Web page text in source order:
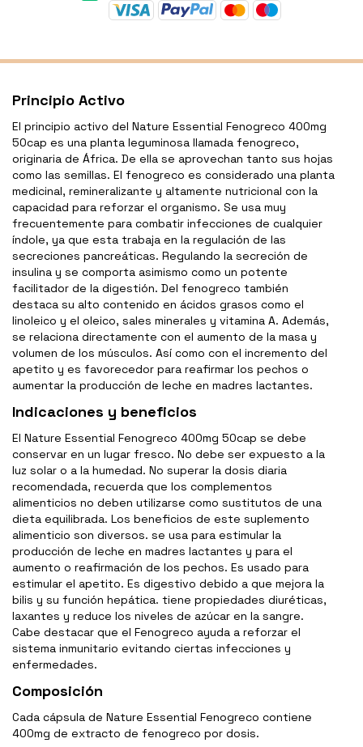
Principio Activo
El principio activo del Nature Essential Fenogreco 400mg
50cap es una planta leguminosa llamada fenogreco,
originaria de África. De ella se aprovechan tanto sus hojas
como las semillas. El fenogreco es considerado una planta
medicinal, remineralizante y altamente nutricional con la
capacidad para reforzar el organismo. Se usa muy
frecuentemente para combatir infecciones de cualquier
índole, ya que esta trabaja en la regulación de las
secreciones pancreáticas. Regulando la secreción de
insulina y se comporta asimismo como un potente
facilitador de la digestión. Del fenogreco también
destaca su alto contenido en ácidos grasos como el
linoleico y el oleico, sales minerales y vitamina A. Además,
se relaciona directamente con el aumento de la masa y
volumen de los músculos. Así como con el incremento del
apetito y es favorecedor para reafirmar los pechos o
aumentar la producción de leche en madres lactantes.
Indicaciones y beneficios
El Nature Essential Fenogreco 400mg 50cap se debe
conservar en un lugar fresco. No debe ser expuesto a la
luz solar o a la humedad. No superar la dosis diaria
recomendada, recuerda que los complementos
alimenticios no deben utilizarse como sustitutos de una
dieta equilibrada. Los beneficios de este suplemento
alimenticio son diversos. se usa para estimular la
producción de leche en madres lactantes y para el
aumento o reafirmación de los pechos. Es usado para
estimular el apetito. Es digestivo debido a que mejora la
bilis y su función hepática. tiene propiedades diuréticas,
laxantes y reduce los niveles de azúcar en la sangre.
Cabe destacar que el Fenogreco ayuda a reforzar el
sistema inmunitario evitando ciertas infecciones y
enfermedades.
Composición
Cada cápsula de Nature Essential Fenogreco contiene
400mg de extracto de fenogreco por dosis.